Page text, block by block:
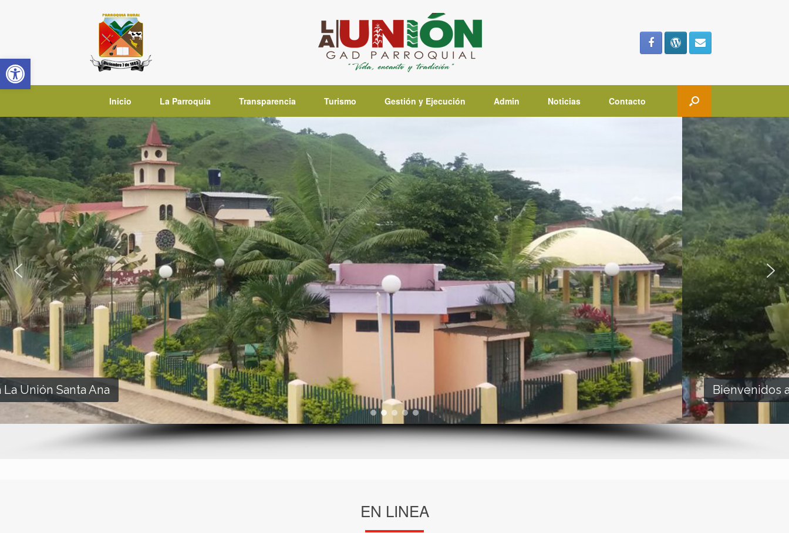
Abrir barra de herramientas
Inicio La Parroquia Transparencia Turismo Gestión y Ejecución Admin Noticias Contacto
EN LINEA